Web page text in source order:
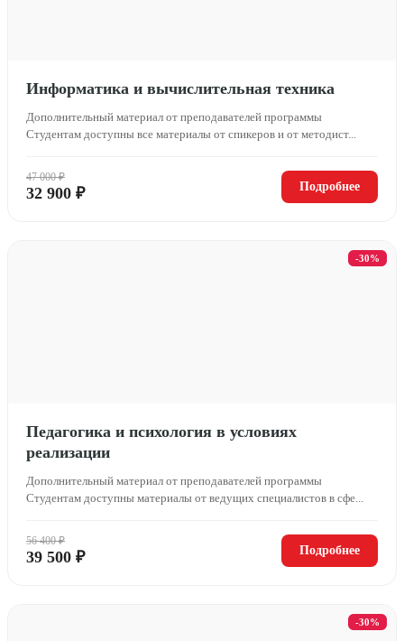
Информатика и вычислительная техника
Дополнительный материал от преподавателей программы
Студентам доступны все материалы от спикеров и от методист...
47 000 ₽
32 900 ₽ Подробнее
-30%
Педагогика и психология в условиях
реализации
Дополнительный материал от преподавателей программы
Студентам доступны материалы от ведущих специалистов в сфе...
56 400 ₽
39 500 ₽ Подробнее
-30%